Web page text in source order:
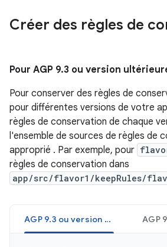
Créer des règles de
Pour AGP 9.3 ou version
Pour conserver des règles de
pour différentes versions de votre
règles de conservation de chaque
l'ensemble de sources de règles de
approprié . Par exemple, pour
règles de conservation dans
app/src/flavor1/keepRules/
AGP 9.3 ou version ultérieure (Kotlin)